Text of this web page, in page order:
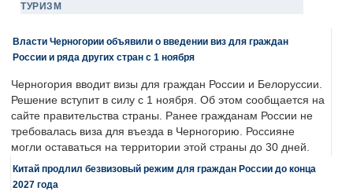
ТУРИЗМ
Власти Черногории объявили о введении виз для граждан
России и ряда других стран с 1 ноября
Черногория вводит визы для граждан России и Белоруссии.
Решение вступит в силу с 1 ноября. Об этом сообщается на
сайте правительства страны. Ранее гражданам России не
требовалась виза для въезда в Черногорию. Россияне
могли оставаться на территории этой страны до 30 дней.
Китай продлил безвизовый режим для граждан России до конца
2027 года